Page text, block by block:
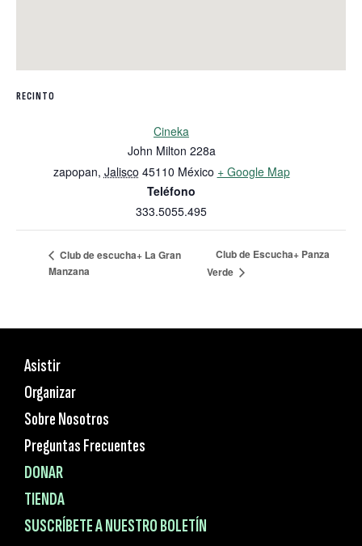
RECINTO
Cineka
John Milton 228a
zapopan, Jalisco 45110 México + Google Map
Teléfono
333.5055.495
Club de escucha+ La Gran
Manzana
Club de Escucha+ Panza
Verde
Asistir
Organizar
Sobre Nosotros
Preguntas Frecuentes
DONAR
TIENDA
SUSCRÍBETE A NUESTRO BOLETÍN